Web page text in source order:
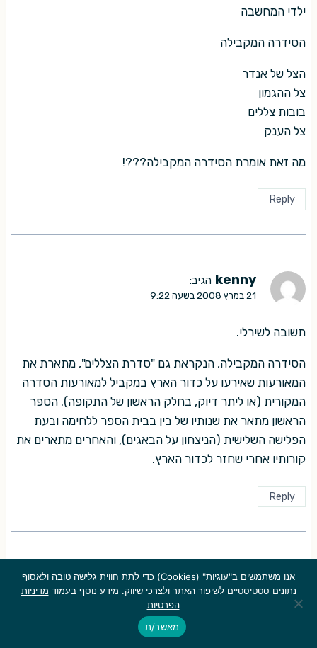
ילדי המחשבה
הסידרה המקבילה
הצל של אנדר
צל ההגמון
בובות צללים
צל הענק
מה זאת אומרת הסידרה המקבילה???!
Reply
kenny הגיב:
21 במרץ 2008 בשעה 9:22
תשובה לשירלי.
הסידרה המקבילה, הנקראת גם "סדרת הצללים", מתארת את
המאורעות שאירעו על כדור הארץ במקביל למאורעות הסדרה
המקורית (או ליתר דיוק, בחלק הראשון של התקופה). הספר
הראשון מתאר את שנותיו של בין בבית הספר ללחימה ובעת
הפלישה השלישית (הניצחון על הבאגים), והאחרים מתארים את
קורותיו אחרי שחזר לכדור הארץ.
Reply
אני הגיב:
19 באפריל 2009 בשעה 14:43
אנו משתמשים ב"עוגיות" (Cookies) כדי לתת חווית גלישה טובה ולאסוף
נתונים סטטיסטיים לשיפור האתר ולצרכי שיווק. מידע נוסף בעמוד מדיניות
הפרטיות
מאשר/ת